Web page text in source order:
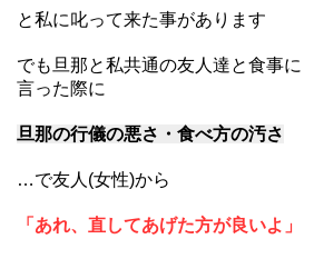
と私に叱って来た事があります
でも旦那と私共通の友人達と食事に
言った際に
旦那の行儀の悪さ・食べ方の汚さ
…で友人(女性)から
「あれ、直してあげた方が良いよ」